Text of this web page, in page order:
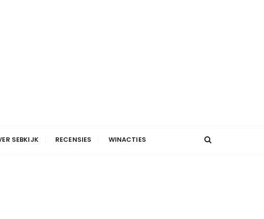
SEBKIJK RECENSIES WINACTIES